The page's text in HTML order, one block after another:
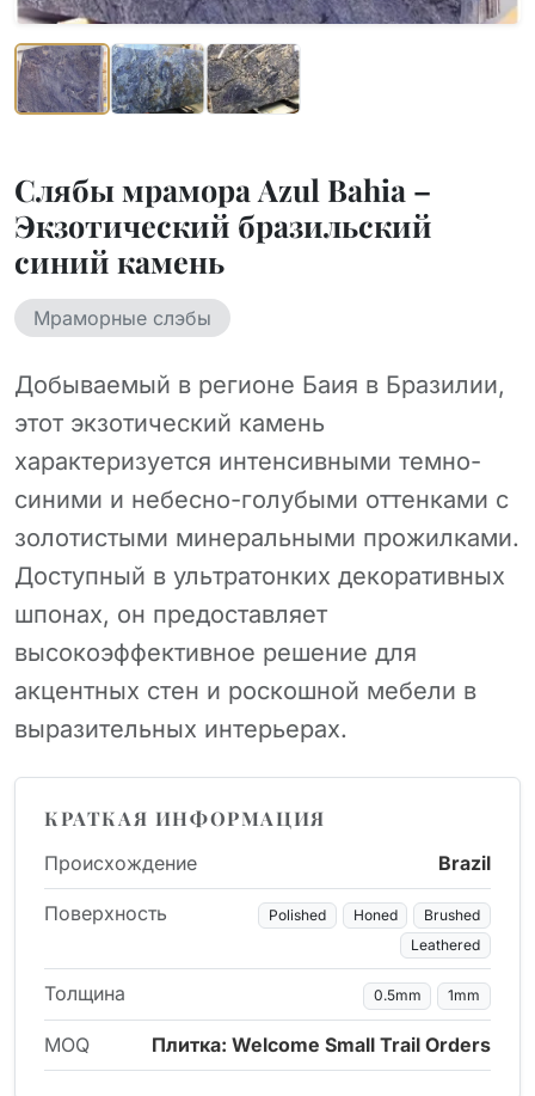
Слябы мрамора Azul Bahia –
Экзотический бразильский
синий камень
Мраморные слэбы
Добываемый в регионе Баия в Бразилии,
этот экзотический камень
характеризуется интенсивными темно-
синими и небесно-голубыми оттенками с
золотистыми минеральными прожилками.
Доступный в ультратонких декоративных
шпонах, он предоставляет
высокоэффективное решение для
акцентных стен и роскошной мебели в
выразительных интерьерах.
КРАТКАЯ ИНФОРМАЦИЯ
Происхождение Brazil
Поверхность Polished Honed
Brushed
Leathered
Толщина 0.5mm 1mm
MOQ Плитка: Welcome Small Trail Orders